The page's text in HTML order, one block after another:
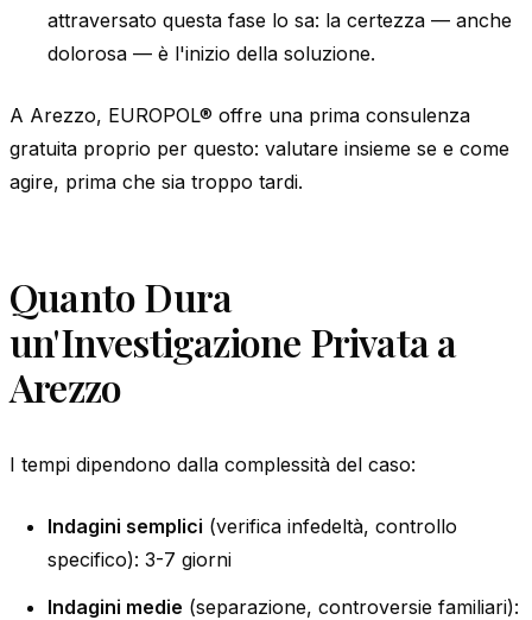
attraversato questa fase lo sa: la certezza — anche
dolorosa — è l'inizio della soluzione.
A Arezzo, EUROPOL® offre una prima consulenza
gratuita proprio per questo: valutare insieme se e come
agire, prima che sia troppo tardi.
Quanto Dura
un'Investigazione Privata a
Arezzo
I tempi dipendono dalla complessità del caso:
Indagini semplici (verifica infedeltà, controllo
specifico): 3-7 giorni
Indagini medie (separazione, controversie familiari):